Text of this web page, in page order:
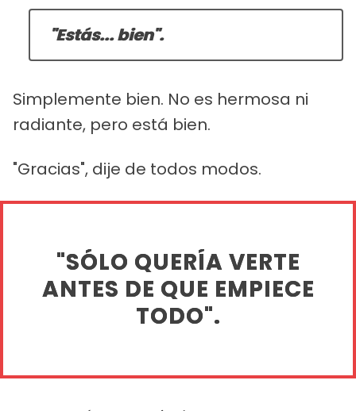
"Estás...bien".
Simplemente bien. No es hermosa ni
radiante, pero está bien.
"Gracias", dije de todos modos.
"SÓLO QUERÍA VERTE
ANTES DE QUE EMPIECE
TODO".